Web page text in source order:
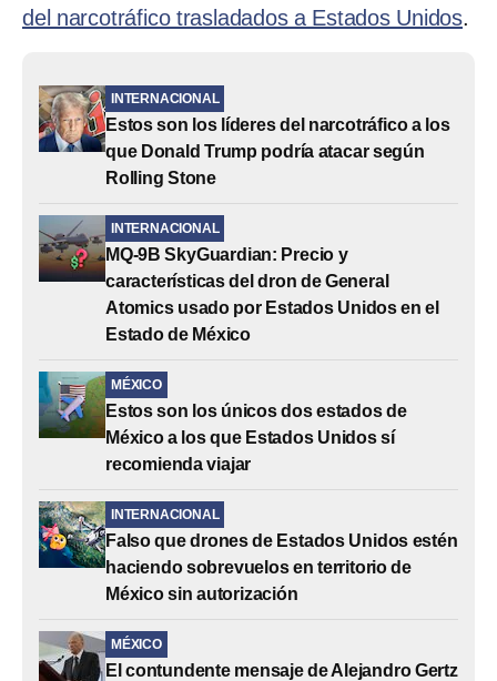
del narcotráfico trasladados a Estados Unidos.
INTERNACIONAL
Estos son los líderes del narcotráfico a los
que Donald Trump podría atacar según
Rolling Stone
INTERNACIONAL
MQ-9B SkyGuardian: Precio y
características del dron de General
Atomics usado por Estados Unidos en el
Estado de México
MÉXICO
Estos son los únicos dos estados de
México a los que Estados Unidos sí
recomienda viajar
INTERNACIONAL
Falso que drones de Estados Unidos estén
haciendo sobrevuelos en territorio de
México sin autorización
MÉXICO
El contundente mensaje de Alejandro Gertz